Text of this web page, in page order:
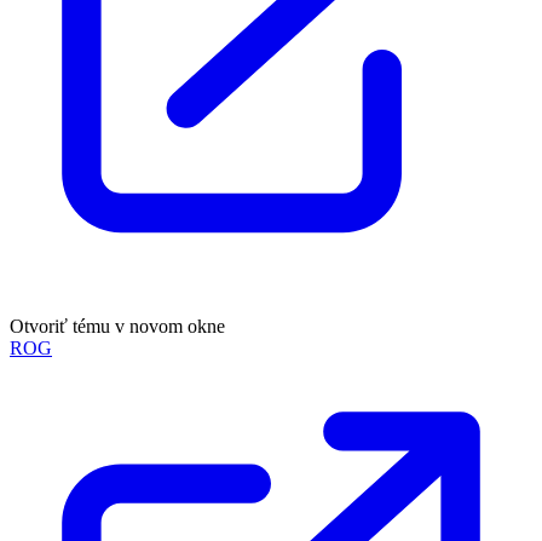
Otvoriť tému v novom okne
ROG